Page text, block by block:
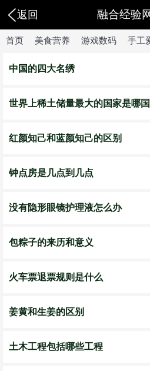
返回 融合经验
首页 美食营养 游戏数码 手工
中国的四大名绣
世界上稀土储量最大的国家是哪国
红颜知己和蓝颜知己的区别
钟点房是几点到几点
没有隐形眼镜护理液怎么办
包粽子的来历和意义
火车票退票规则是什么
姜黄和生姜的区别
土木工程包括哪些工程